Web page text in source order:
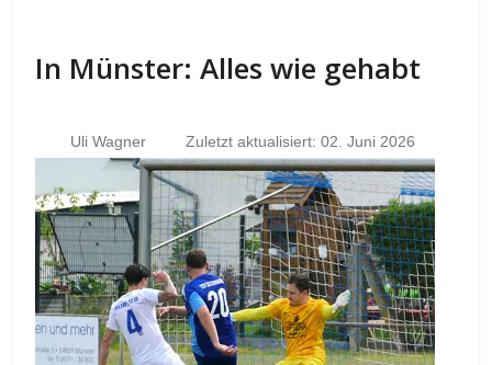
In Münster: Alles wie gehabt
Uli Wagner Zuletzt aktualisiert: 02. Juni 2026